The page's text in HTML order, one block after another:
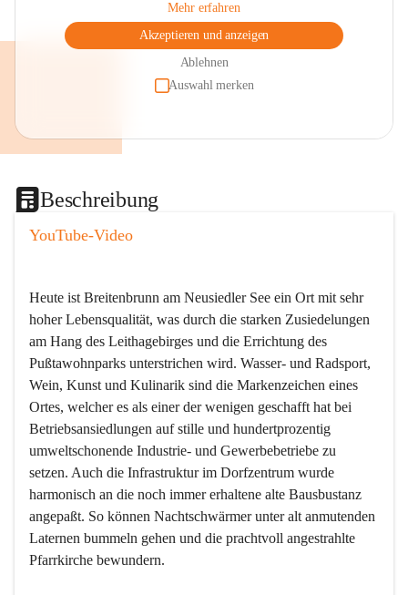
Mehr erfahren
Akzeptieren und anzeigen
Ablehnen
Auswahl merken
Beschreibung
YouTube-Video
Heute ist Breitenbrunn am Neusiedler See ein Ort mit sehr
hoher Lebensqualität, was durch die starken Zusiedelungen
am Hang des Leithagebirges und die Errichtung des
Pußtawohnparks unterstrichen wird. Wasser- und Radsport,
Wein, Kunst und Kulinarik sind die Markenzeichen eines
Ortes, welcher es als einer der wenigen geschafft hat bei
Betriebsansiedlungen auf stille und hundertprozentig
umweltschonende Industrie- und Gewerbebetriebe zu
setzen. Auch die Infrastruktur im Dorfzentrum wurde
harmonisch an die noch immer erhaltene alte Bausbustanz
angepaßt. So können Nachtschwärmer unter alt anmutenden
Laternen bummeln gehen und die prachtvoll angestrahlte
Pfarrkirche bewundern.